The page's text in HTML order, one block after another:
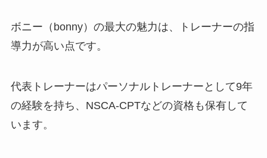
ボニー（bonny）の最大の魅力は、トレーナーの指
導力が高い点です。
代表トレーナーはパーソナルトレーナーとして9年
の経験を持ち、NSCA-CPTなどの資格も保有して
います。